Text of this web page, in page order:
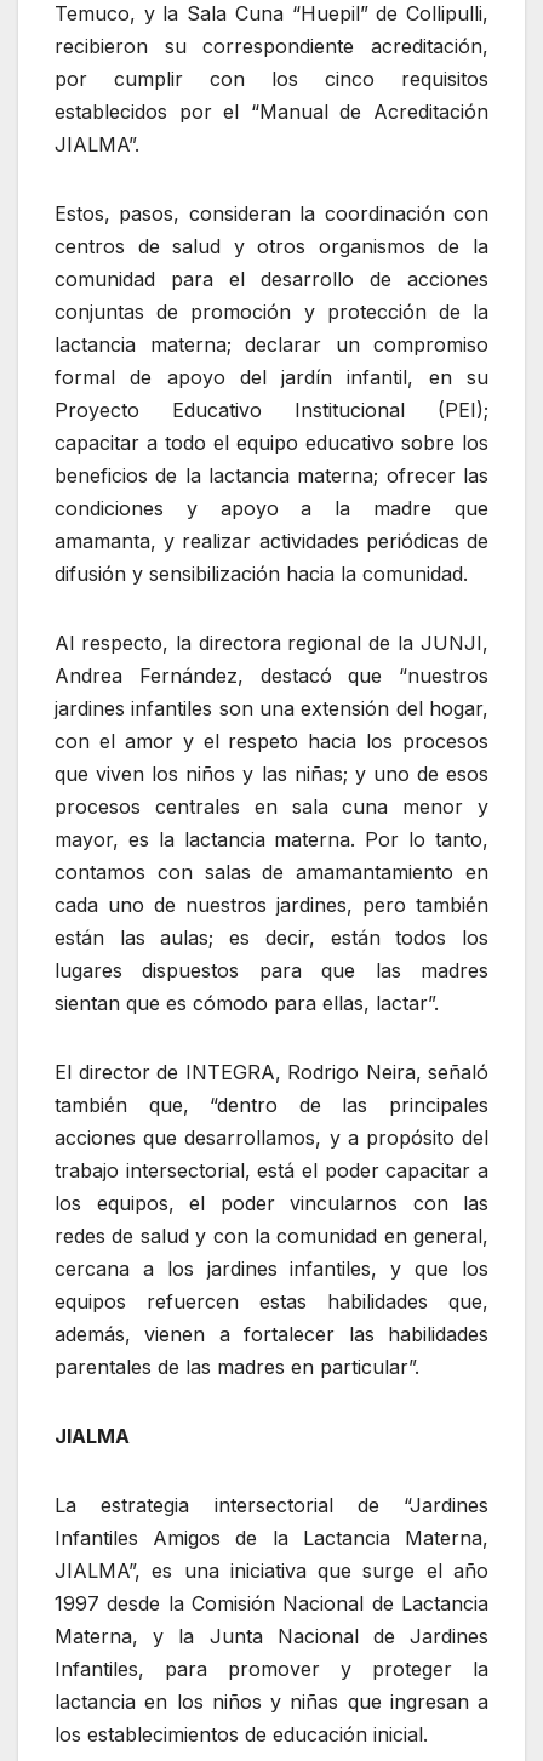
Temuco, y la Sala Cuna “Huepil” de Collipulli,
recibieron su correspondiente acreditación,
por cumplir con los cinco requisitos
establecidos por el “Manual de Acreditación
JIALMA”.
Estos, pasos, consideran la coordinación con
centros de salud y otros organismos de la
comunidad para el desarrollo de acciones
conjuntas de promoción y protección de la
lactancia materna; declarar un compromiso
formal de apoyo del jardín infantil, en su
Proyecto Educativo Institucional (PEI);
capacitar a todo el equipo educativo sobre los
beneficios de la lactancia materna; ofrecer las
condiciones y apoyo a la madre que
amamanta, y realizar actividades periódicas de
difusión y sensibilización hacia la comunidad.
Al respecto, la directora regional de la JUNJI,
Andrea Fernández, destacó que “nuestros
jardines infantiles son una extensión del hogar,
con el amor y el respeto hacia los procesos
que viven los niños y las niñas; y uno de esos
procesos centrales en sala cuna menor y
mayor, es la lactancia materna. Por lo tanto,
contamos con salas de amamantamiento en
cada uno de nuestros jardines, pero también
están las aulas; es decir, están todos los
lugares dispuestos para que las madres
sientan que es cómodo para ellas, lactar”.
El director de INTEGRA, Rodrigo Neira, señaló
también que, “dentro de las principales
acciones que desarrollamos, y a propósito del
trabajo intersectorial, está el poder capacitar a
los equipos, el poder vincularnos con las
redes de salud y con la comunidad en general,
cercana a los jardines infantiles, y que los
equipos refuercen estas habilidades que,
además, vienen a fortalecer las habilidades
parentales de las madres en particular”.
JIALMA
La estrategia intersectorial de “Jardines
Infantiles Amigos de la Lactancia Materna,
JIALMA”, es una iniciativa que surge el año
1997 desde la Comisión Nacional de Lactancia
Materna, y la Junta Nacional de Jardines
Infantiles, para promover y proteger la
lactancia en los niños y niñas que ingresan a
los establecimientos de educación inicial.